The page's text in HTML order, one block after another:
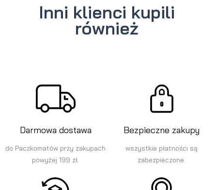
Inni klienci kupili
również
Darmowa dostawa
do Paczkomatów przy zakupach
powyżej 199 zł.
Bezpieczne zakupy
wszystkie płatności są
zabezpieczone.